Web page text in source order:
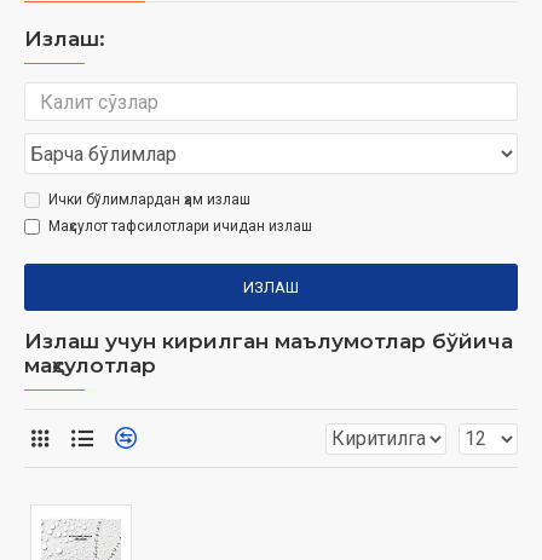
Излаш:
Ички бўлимлардан ҳам излаш
Маҳсулот тафсилотлари ичидан излаш
ИЗЛАШ
Излаш учун кирилган маълумотлар бўйича
маҳсулотлар